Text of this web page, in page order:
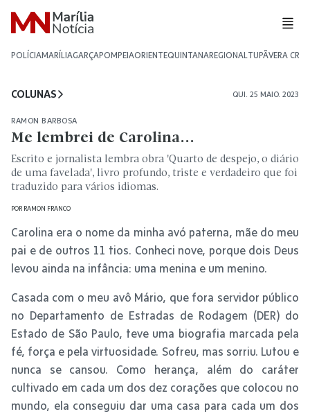
POLÍCIAMARÍLIAGARÇAPOMPEIAORIENTEQUINTANAREGIONALTUPÃVERA CRUZ
COLUNAS QUI. 25 MAIO. 2023
RAMON BARBOSA
Me lembrei de Carolina…
Escrito e jornalista lembra obra 'Quarto de despejo, o diário
de uma favelada', livro profundo, triste e verdadeiro que foi
traduzido para vários idiomas.
POR RAMON FRANCO
Carolina era o nome da minha avó paterna, mãe do meu
pai e de outros 11 tios. Conheci nove, porque dois Deus
levou ainda na infância: uma menina e um menino.
Casada com o meu avô Mário, que fora servidor público
no Departamento de Estradas de Rodagem (DER) do
Estado de São Paulo, teve uma biografia marcada pela
fé, força e pela virtuosidade. Sofreu, mas sorriu. Lutou e
nunca se cansou. Como herança, além do caráter
cultivado em cada um dos dez corações que colocou no
mundo, ela conseguiu dar uma casa para cada um dos